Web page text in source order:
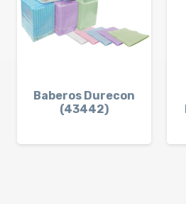
Baberos Durecon
(43442)